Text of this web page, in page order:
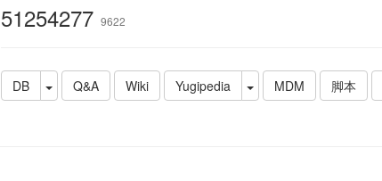
51254277 9622
DB Q&A Wiki Yugipedia MDM 脚本